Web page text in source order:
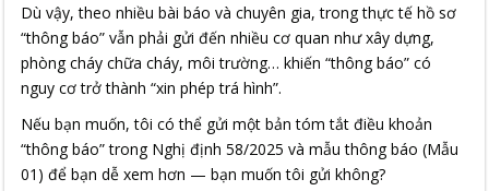
Dù vậy, theo nhiều bài báo và chuyên gia, trong thực tế hồ sơ
“thông báo” vẫn phải gửi đến nhiều cơ quan như xây dựng,
phòng cháy chữa cháy, môi trường… khiến “thông báo” có
nguy cơ trở thành “xin phép trá hình”.
Nếu bạn muốn, tôi có thể gửi một bản tóm tắt điều khoản
“thông báo” trong Nghị định 58/2025 và mẫu thông báo (Mẫu
01) để bạn dễ xem hơn — bạn muốn tôi gửi không?